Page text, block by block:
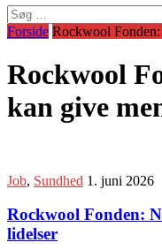
Søg
efter:
Forside Rockwool
Rockwool
kan give
Job, Sundhed 1. juni 2026
Rockwool Fonden:
lidelser